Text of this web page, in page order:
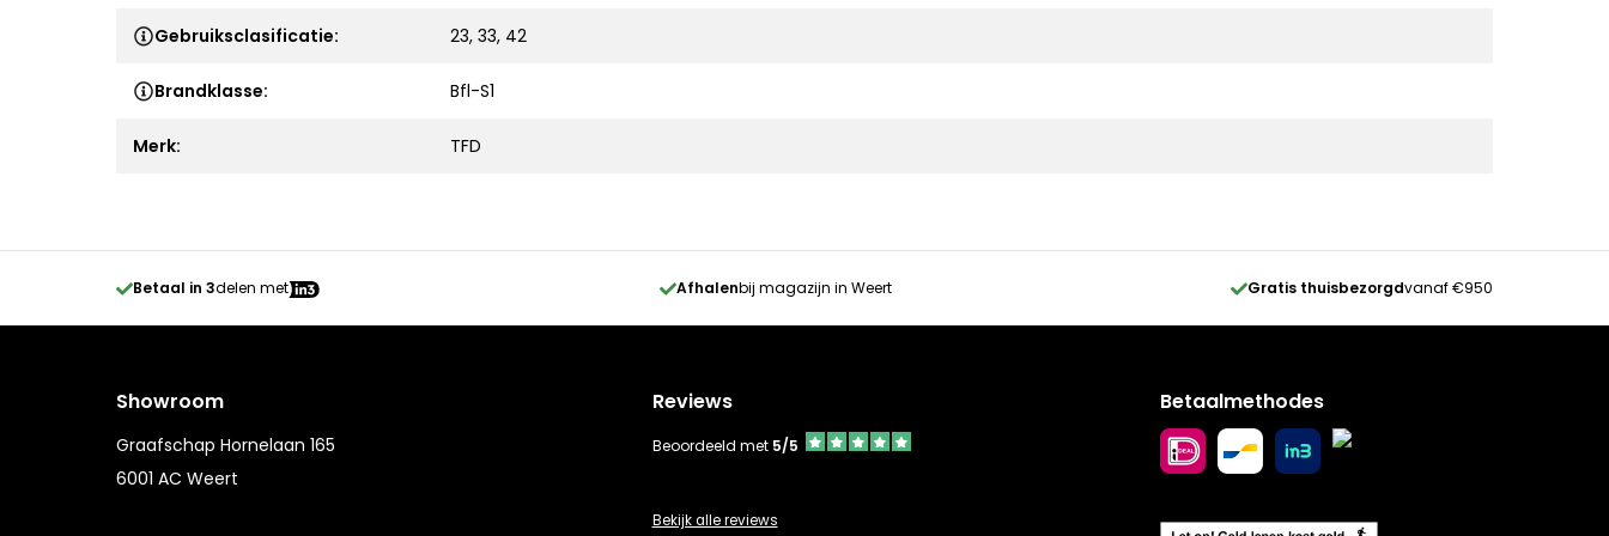
Gebruiksclasificatie: 23, 33, 42
Brandklasse: Bfl-S1
Merk: TFD
Betaal in 3delen met Afhalenbij magazijn in Weert Gratis thuisbezorgdvanaf €950
Showroom
Graafschap Hornelaan 165
6001 AC Weert
Reviews
Beoordeeld met 5/5
Bekijk alle reviews
Betaalmethodes